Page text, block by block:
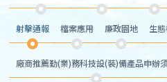
射擊通報 檔案應用 廉政園地 生
廠商推薦勤(業)務科技設(裝)備產品申辦